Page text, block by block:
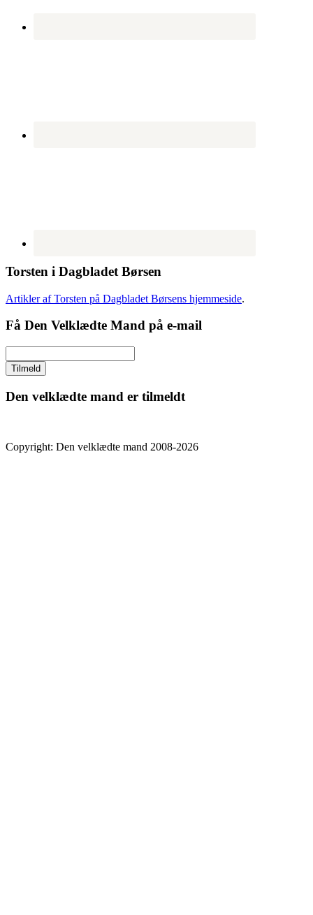
Torsten i Dagbladet Børsen
Artikler af Torsten på Dagbladet Børsens hjemmeside.
Få Den Velklædte Mand på e-mail
Den velklædte mand er tilmeldt
Copyright: Den velklædte mand 2008-2026